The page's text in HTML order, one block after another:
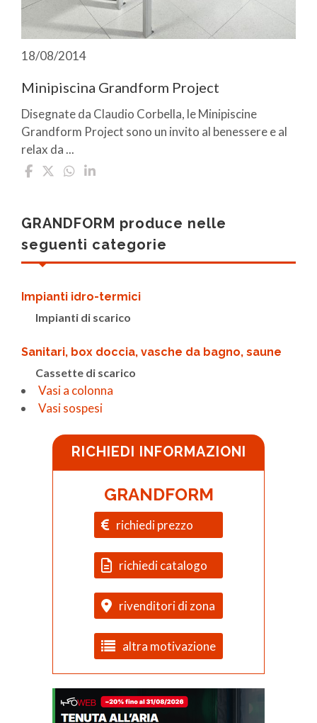
18/08/2014
Minipiscina Grandform Project
Disegnate da Claudio Corbella, le Minipiscine
Grandform Project sono un invito al benessere e al
relax da ...
GRANDFORM produce nelle
seguenti categorie
Impianti idro-termici
Impianti di scarico
Sanitari, box doccia, vasche da bagno, saune
Cassette di scarico
Vasi a colonna
Vasi sospesi
RICHIEDI INFORMAZIONI
GRANDFORM
richiedi prezzo
richiedi catalogo
rivenditori di zona
altra motivazione